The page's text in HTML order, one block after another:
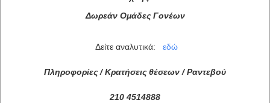
Δωρεάν Ομάδες Γονέων
Δείτε αναλυτικά: εδώ
Πληροφορίες / Κρατήσεις θέσεων / Ραντεβού
210 4514888